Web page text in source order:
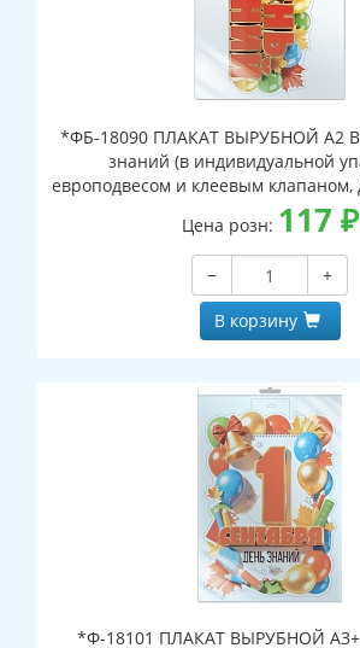
*ФБ-18090 ПЛАКАТ ВЫРУБНОЙ А2
знаний (в индивидуальной
европодвесом и клеевым клапаном,
ВД-лак)
Цена розн: 117 ₽
−
+
В корзину
*Ф-18101 ПЛАКАТ ВЫРУБНОЙ А3+